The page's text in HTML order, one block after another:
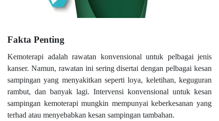
Fakta Penting
Kemoterapi adalah rawatan konvensional untuk pelbagai jenis
kanser. Namun, rawatan ini sering disertai dengan pelbagai kesan
sampingan yang menyakitkan seperti loya, keletihan, keguguran
rambut, dan banyak lagi. Intervensi konvensional untuk kesan
sampingan kemoterapi mungkin mempunyai keberkesanan yang
terhad atau menyebabkan kesan sampingan tambahan.